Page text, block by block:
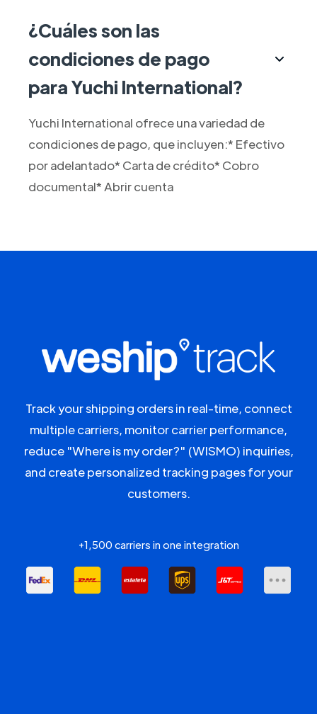
¿Cuáles son las
condiciones de pago
para Yuchi International?
Yuchi International ofrece una variedad de
condiciones de pago, que incluyen:* Efectivo
por adelantado* Carta de crédito* Cobro
documental* Abrir cuenta
Track your shipping orders in real-time, connect
multiple carriers, monitor carrier performance,
reduce "Where is my order?" (WISMO) inquiries,
and create personalized tracking pages for your
customers.
+1,500 carriers in one integration